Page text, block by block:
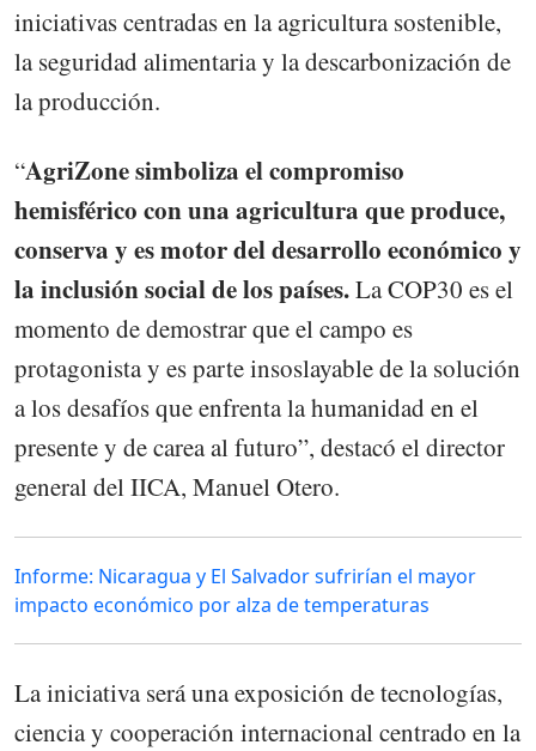
iniciativas centradas en la agricultura sostenible,
la seguridad alimentaria y la descarbonización de
la producción.
“AgriZone simboliza el compromiso
hemisférico con una agricultura que produce,
conserva y es motor del desarrollo económico y
la inclusión social de los países.La COP30 es el
momento de demostrar que el campo es
protagonista y es parte insoslayable de la solución
a los desafíos que enfrenta la humanidad en el
presente y de carea al futuro”, destacó el director
general del IICA, Manuel Otero.
Informe: Nicaragua y El Salvador sufrirían el mayor
impacto económico por alza de temperaturas
La iniciativa será una exposición de tecnologías,
ciencia y cooperación internacional centrado en la